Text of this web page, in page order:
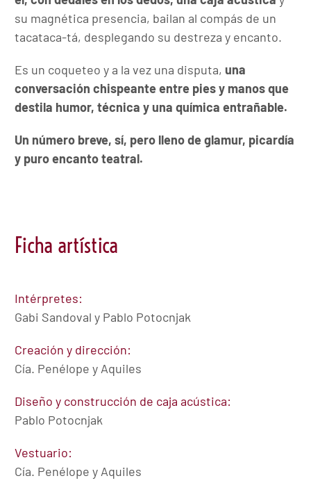
su magnética presencia, bailan al compás de un
tacataca-tá, desplegando su destreza y encanto.
Es un coqueteo y a la vez una disputa,una
conversación chispeante entre pies y manos que
destila humor, técnica y una química entrañable.
Un número breve, sí, pero lleno de glamur, picardía
y puro encanto teatral.
Ficha artística
Intérpretes:
Gabi Sandoval y Pablo Potocnjak
Creación y dirección:
Cía. Penélope y Aquiles
Diseño y construcción de caja acústica:
Pablo Potocnjak
Vestuario:
Cía. Penélope y Aquiles